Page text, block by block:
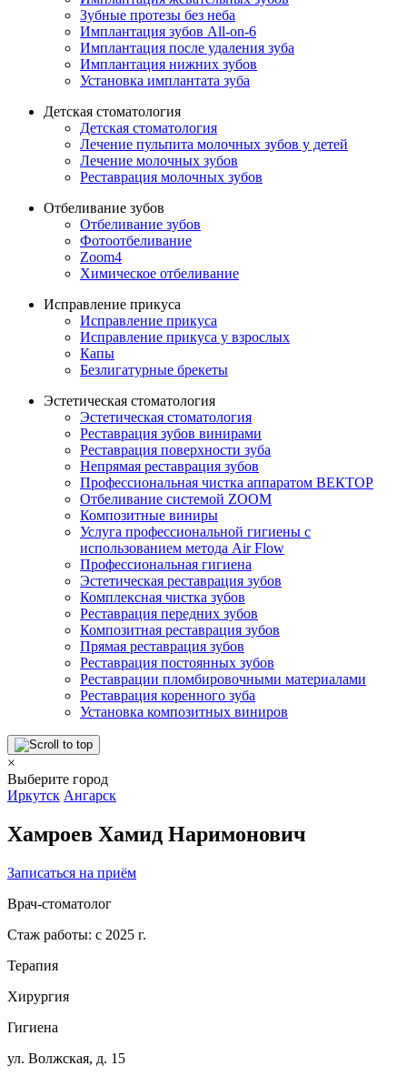
Зубные протезы без неба
Имплантация зубов All-on-6
Имплантация после удаления зуба
Имплантация нижних зубов
Установка имплантата зуба
Детская стоматология
Детская стоматология
Лечение пульпита молочных зубов у детей
Лечение молочных зубов
Реставрация молочных зубов
Отбеливание зубов
Отбеливание зубов
Фотоотбеливание
Zoom4
Химическое отбеливание
Исправление прикуса
Исправление прикуса
Исправление прикуса у взрослых
Капы
Безлигатурные брекеты
Эстетическая стоматология
Эстетическая стоматология
Реставрация зубов винирами
Реставрация поверхности зуба
Непрямая реставрация зубов
Профессиональная чистка аппаратом ВЕКТОР
Отбеливание системой ZOOM
Композитные виниры
Услуга профессиональной гигиены с
использованием метода Air Flow
Профессиональная гигиена
Эстетическая реставрация зубов
Комплексная чистка зубов
Реставрация передних зубов
Композитная реставрация зубов
Прямая реставрация зубов
Реставрация постоянных зубов
Реставрации пломбировочными материалами
Реставрация коренного зуба
Установка композитных виниров
×
Выберите город
Иркутск Ангарск
Хамроев Хамид Наримонович
Записаться на приём
Врач-стоматолог
Стаж работы: с 2025 г.
Терапия
Хирургия
Гигиена
ул. Волжская, д. 15